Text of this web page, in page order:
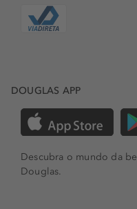
DOUGLAS APP
Descubra o mundo da
Douglas.